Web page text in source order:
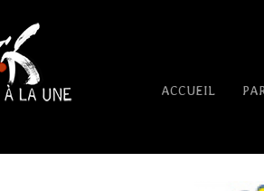
ACCUEIL